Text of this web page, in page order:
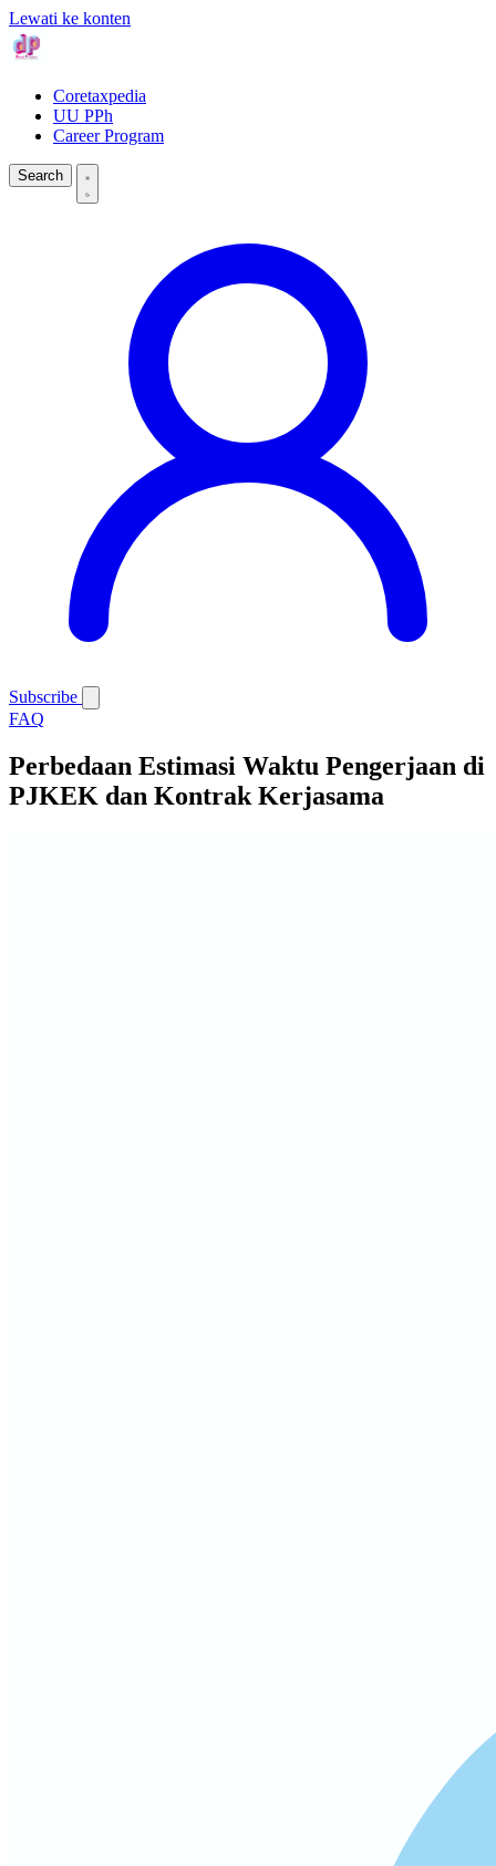
Lewati ke konten
Coretaxpedia
UU PPh
Career Program
Search
Subscribe
FAQ
Perbedaan Estimasi Waktu Pengerjaan di
PJKEK dan Kontrak Kerjasama